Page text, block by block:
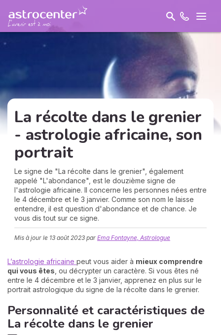
La récolte dans le grenier
- astrologie africaine, son
portrait
Le signe de "La récolte dans le grenier", également
appelé "L'abondance", est le douzième signe de
l'astrologie africaine. Il concerne les personnes nées entre
le 4 décembre et le 3 janvier. Comme son nom le laisse
entendre, il est question d'abondance et de chance. Je
vous dis tout sur ce signe.
Mis à jour le 13 août 2023 par Ema Fontayne, Astrologue
L’astrologie africaine peut vous aider à mieux comprendre
qui vous êtes , ou décrypter un caractère. Si vous êtes né
entre le 4 décembre et le 3 janvier, apprenez en plus sur le
portrait astrologique du signe de la récolte dans le grenier.
Personnalité et caractéristiques de
La récolte dans le grenier